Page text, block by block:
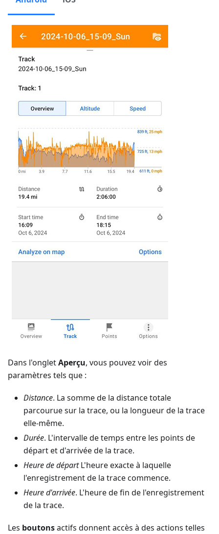
Dans l'ongletAperçu, vous pouvez voir des
paramètres tels que :
Distance. La somme de la distance totale
parcourue sur la trace, ou la longueur de la trace
elle-même.
Durée. L'intervalle de temps entre les points de
départ et d'arrivée de la trace.
Heure de départL'heure exacte à laquelle
l'enregistrement de la trace commence.
Heure d'arrivée. L'heure de fin de l'enregistrement
de la trace.
Les boutonsactifs donnent accès à des actions telles